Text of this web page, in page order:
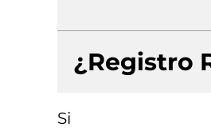
¿Registro
Si